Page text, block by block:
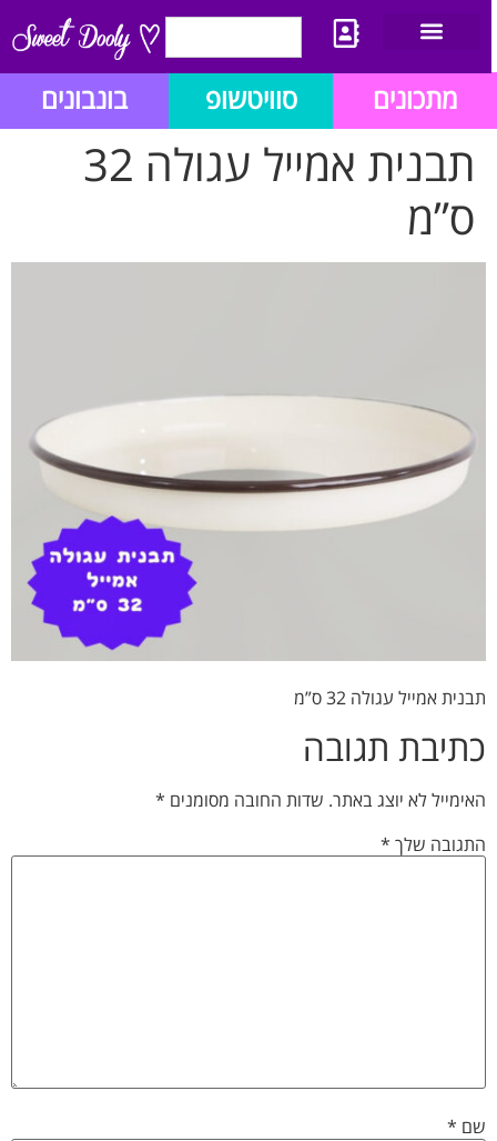
מתכונים סוויטשופ בונבונים
תבנית אמייל עגולה 32
ס”מ
תבנית אמייל עגולה 32 ס”מ
כתיבת תגובה
האימייל לא יוצג באתר. שדות החובה מסומנים *
התגובה שלך*
שם *